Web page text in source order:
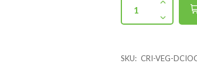
SKU: CRI-VEG-